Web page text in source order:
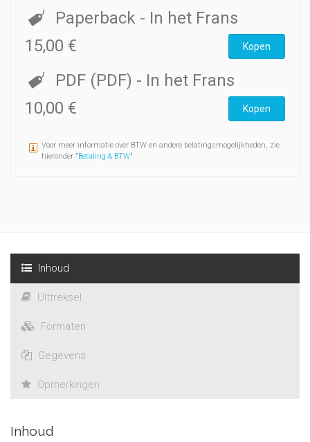
Paperback - In het Frans
15,00 €
Kopen
PDF (PDF) - In het Frans
10,00 €
Kopen
Voor meer informatie over BTW en andere belatingsmogelijkheden, zie
hieronder "Betaling & BTW".
Inhoud
Uittreksel
Formaten
Gegevens
Opmerkingen
Inhoud